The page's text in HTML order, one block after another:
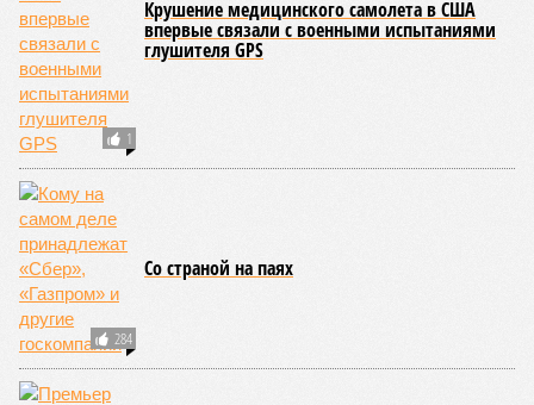
опередить саму смерть, иронизируют в New York Post.
Главная проблема и печаль в том, что не в одних только
мутациях дело.
соматические мутации вносят значительный вклад в
старение, но сами по себе они не могут объяснить
наблюдаемую смертность, –
соавтора исследованияДмитрия Крюкова, научного
сотрудника Центра био- и медицинских технологий
Сколтеха и старшего научного сотрудника AIRI. –
означает, что другие механизмы старения, такие как
потеря протеостаза, митохондриальная дисфункция или
эпигенетические изменения, вносят сопоставимый вклад
в ограничение продолжительности жизни».
Впрочем, исключение соматических мутаций в любом
случае сильно бы продлило человеческую жизнь. Но как